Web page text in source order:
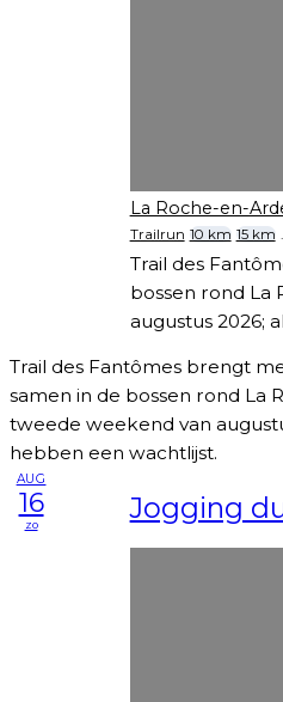
La Roche-en-
Trailrun 10 km 15 km
Trail des
bossen rond La
augustus 2026;
Trail des Fantômes brengt
samen in de bossen rond La
tweede weekend van
hebben een wachtlijst.
AUG
16
zo Jogging